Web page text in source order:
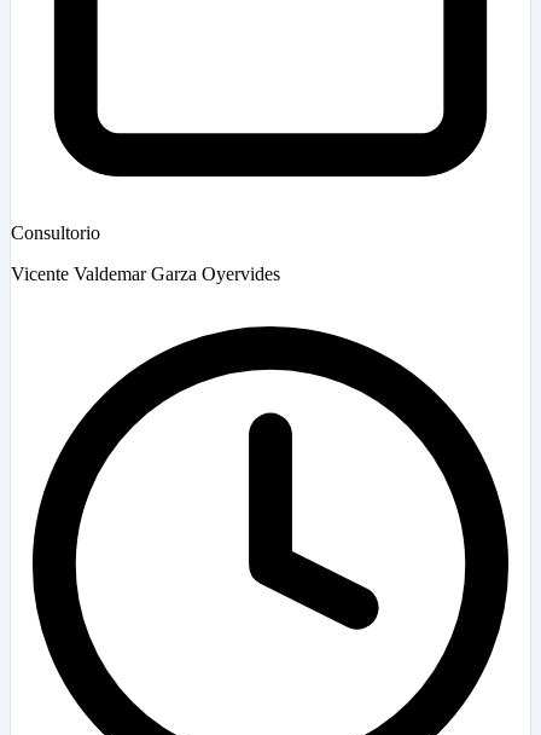
Consultorio
Vicente Valdemar Garza Oyervides